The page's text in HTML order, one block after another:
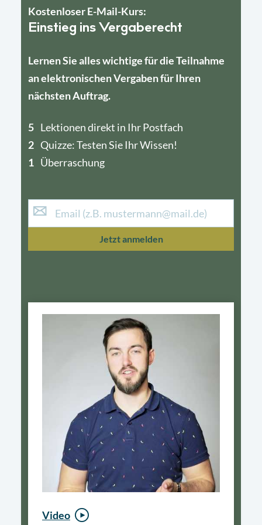
Kostenloser E-Mail-Kurs:
Einstieg ins Vergaberecht
Lernen Sie alles wichtige für die Teilnahme
an elektronischen Vergaben für Ihren
nächsten Auftrag.
5 Lektionen direkt in Ihr Postfach
2 Quizze: Testen Sie Ihr Wissen!
1 Überraschung
4
1
Jetzt anmelden
Video